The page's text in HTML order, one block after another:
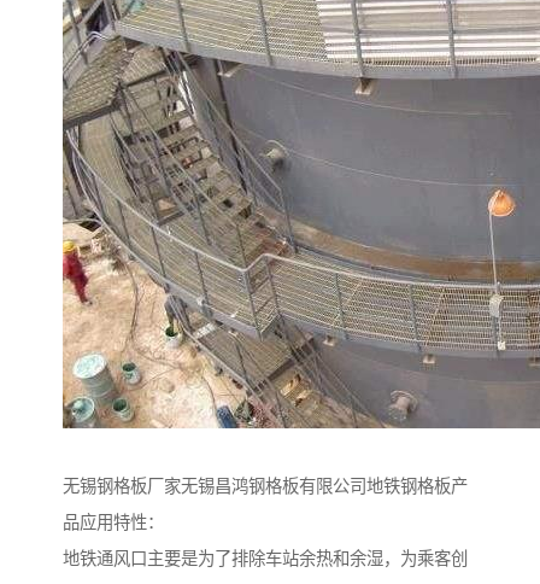
无锡钢格板厂家无锡昌鸿钢格板有限公司地铁钢格板产
品应用特性：
地铁通风口主要是为了排除车站余热和余湿，为乘客创